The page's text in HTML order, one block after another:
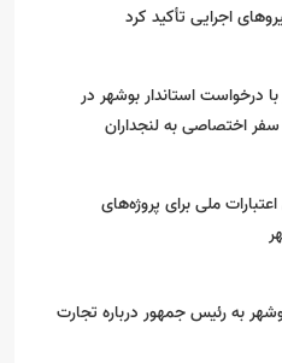
اجرایی تأکید کرد
درخواست استاندار بوشهر در
اختصاصی به لنجداران
ملی برای پروژه‌های
بوشهر به رئیس جمهور درباره تجارت